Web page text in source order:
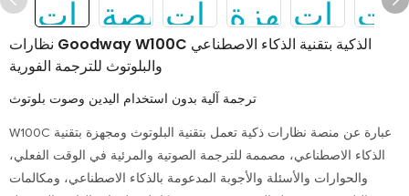
نظارات Goodway W100C الذكية بتقنية الذكاء الاصطناعي
والبلوتوث للترجمة الفورية
ترجمة آلية بدون استخدام اليدين وصوت بلوتوث
W100C عبارة عن منصة نظارات ذكية تعمل بتقنية البلوتوث ومجهزة بتقنية
الذكاء الاصطناعي، مصممة للترجمة الصوتية والمرئية في الوقت الفعلي،
والحوارات والأسئلة والأجوبة المدعومة بالذكاء الاصطناعي، ومكالمات